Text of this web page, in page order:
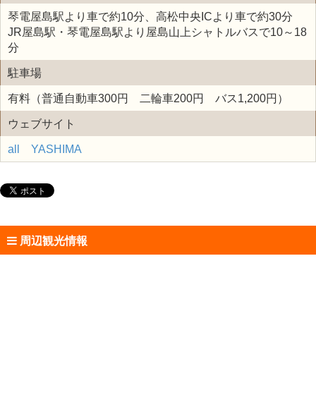
琴電屋島駅より車で約10分、高松中央ICより車で約30分
JR屋島駅・琴電屋島駅より屋島山上シャトルバスで10～18
分
駐車場
有料（普通自動車300円 二輪車200円 バス1,200円）
ウェブサイト
all YASHIMA
周辺観光情報